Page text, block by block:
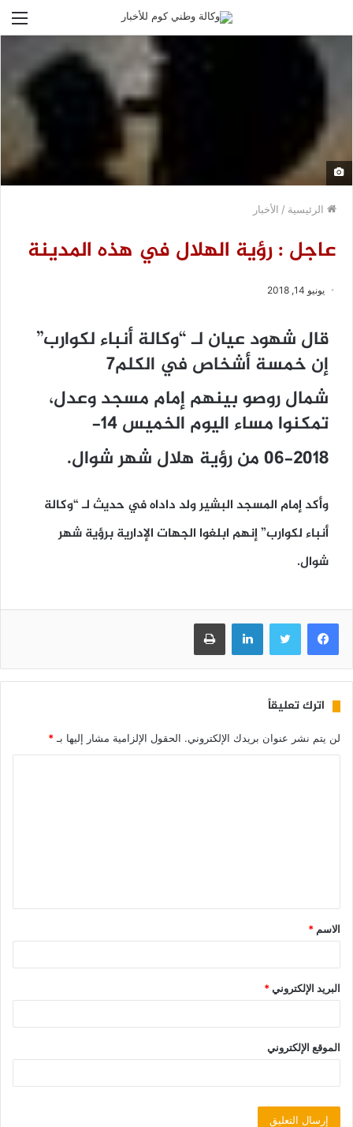
الرئيسية / الأخبار
عاجل : رؤية الهلال في هذه المدينة
يونيو 14, 2018
قال شهود عيان لـ “وكالة أنباء لكوارب”
إن خمسة أشخاص في الكلم7
شمال روصو بينهم إمام مسجد وعدل،
تمكنوا مساء اليوم الخميس 14-
06-2018 من رؤية هلال شهر شوال.
وأكد إمام المسجد البشير ولد داداه في حديث لـ “وكالة
أنباء لكوارب” إنهم ابلغوا الجهات الإدارية برؤية شهر
شوال.
فيسبوك تويتر لينكدإن طباعة
اترك تعليقاً
لن يتم نشر عنوان بريدك الإلكتروني. الحقول الإلزامية مشار إليها بـ *
الاسم *
البريد الإلكتروني*
الموقع الإلكتروني